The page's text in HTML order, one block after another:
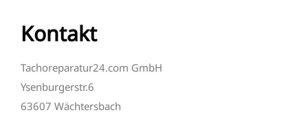
Kontakt
Tachoreparatur24.com GmbH
Ysenburgerstr.6
63607 Wächtersbach